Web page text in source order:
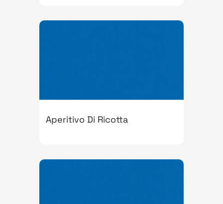
Aperitivo Di Ricotta